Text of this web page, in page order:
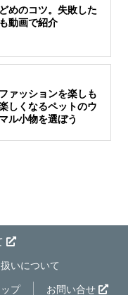
めのコツ。失敗した
動画で紹介
ァッションを楽しも
しくなるペットのウ
ル小物を選ぼう
いについて
プ お問い合せ
ページの先